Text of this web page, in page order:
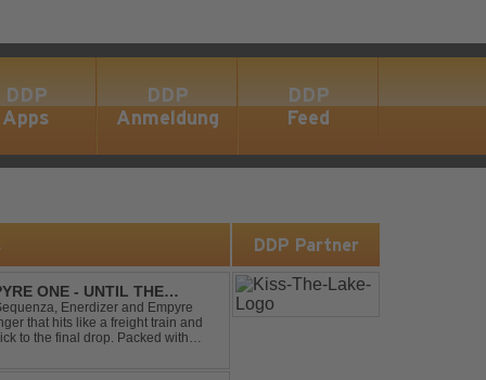
DDP
Apps
DDP
Anmeldung
DDP
Feed
ONE - UNTIL THE
Enerdizer and Empyre
that hits like a freight train and
to the final drop. Packed with
DDP Partner